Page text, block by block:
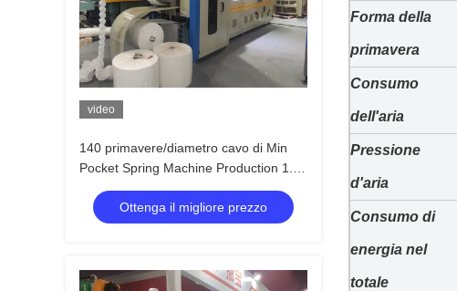
video
140 primavere/diametro cavo di Min
Pocket Spring Machine Production 1.4-
2.3mm
Ottenga il migliore prezzo
Forma della
primavera
Consumo
dell'aria
Pressione
d'aria
Consumo di
energia nel
totale